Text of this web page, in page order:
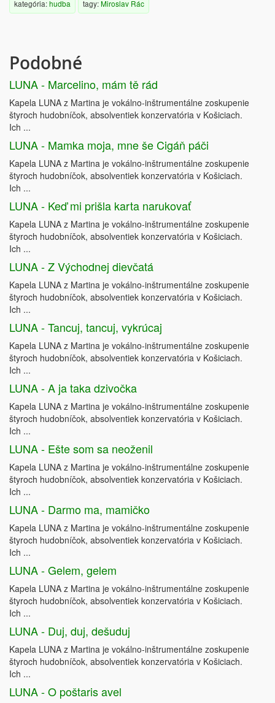
kategória:hudba tagy:Miroslav Rác
Podobné
LUNA - Marcelino, mám tě rád
Kapela LUNA z Martina je vokálno-inštrumentálne zoskupenie
štyroch hudobníčok, absolventiek konzervatória v Košiciach.
Ich ...
LUNA - Mamka moja, mne še Cigáň páči
Kapela LUNA z Martina je vokálno-inštrumentálne zoskupenie
štyroch hudobníčok, absolventiek konzervatória v Košiciach.
Ich ...
LUNA - Keď mi prišla karta narukovať
Kapela LUNA z Martina je vokálno-inštrumentálne zoskupenie
štyroch hudobníčok, absolventiek konzervatória v Košiciach.
Ich ...
LUNA - Z Východnej dievčatá
Kapela LUNA z Martina je vokálno-inštrumentálne zoskupenie
štyroch hudobníčok, absolventiek konzervatória v Košiciach.
Ich ...
LUNA - Tancuj, tancuj, vykrúcaj
Kapela LUNA z Martina je vokálno-inštrumentálne zoskupenie
štyroch hudobníčok, absolventiek konzervatória v Košiciach.
Ich ...
LUNA - A ja taka dzivočka
Kapela LUNA z Martina je vokálno-inštrumentálne zoskupenie
štyroch hudobníčok, absolventiek konzervatória v Košiciach.
Ich ...
LUNA - Ešte som sa neoženil
Kapela LUNA z Martina je vokálno-inštrumentálne zoskupenie
štyroch hudobníčok, absolventiek konzervatória v Košiciach.
Ich ...
LUNA - Darmo ma, mamičko
Kapela LUNA z Martina je vokálno-inštrumentálne zoskupenie
štyroch hudobníčok, absolventiek konzervatória v Košiciach.
Ich ...
LUNA - Gelem, gelem
Kapela LUNA z Martina je vokálno-inštrumentálne zoskupenie
štyroch hudobníčok, absolventiek konzervatória v Košiciach.
Ich ...
LUNA - Duj, duj, dešuduj
Kapela LUNA z Martina je vokálno-inštrumentálne zoskupenie
štyroch hudobníčok, absolventiek konzervatória v Košiciach.
Ich ...
LUNA - O poštaris avel